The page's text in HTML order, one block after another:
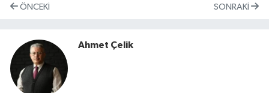
ÖNCEKI SONRAKI
Ahmet Çelik